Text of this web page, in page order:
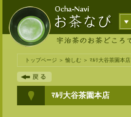
トップページ ＞ 愉しむ ＞ ﾏﾙﾘ大谷茶園本店
ﾏﾙﾘ大谷茶園本店